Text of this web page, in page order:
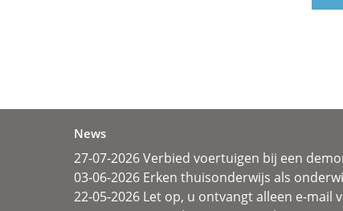
News
27-07-2026 Verbied voertuigen bij een
03-06-2026 Erken thuisonderwijs als
22-05-2026 Let op, u ontvangt alleen e-mail